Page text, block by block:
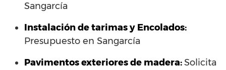
Sangarcía
Instalación de tarimas y Encolados:
Presupuesto en Sangarcía
Pavimentos exteriores de madera:Solicita